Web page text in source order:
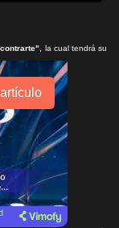
, la cual tendrá su